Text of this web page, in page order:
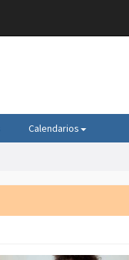
Calendarios